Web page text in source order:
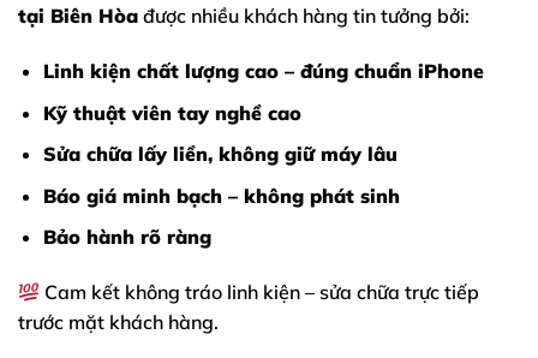
tại Biên Hòa được nhiều khách hàng tin tưởng bởi:
Linh kiện chất lượng cao – đúng chuẩn iPhone
Kỹ thuật viên tay nghề cao
Sửa chữa lấy liền, không giữ máy lâu
Báo giá minh bạch – không phát sinh
Bảo hành rõ ràng
Cam kết không tráo linh kiện – sửa chữa trực tiếp
trước mặt khách hàng.